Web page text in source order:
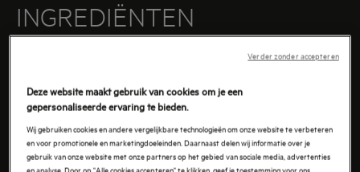
INGREDIËNTEN
o Caramel
o Tonka
o Vanille
o Kaneel
Deze website maakt gebruik van cookies om je een
gepersonaliseerde ervaring te bieden.
Wij gebruiken cookies en andere vergelijkbare technologieën om onze website te verbeteren
en voor promotionele en marketingdoeleinden. Daarnaast delen wij informatie over je
gebruik van onze website met onze partners op het gebied van sociale media, advertenties
en analyse. Door op "Alle cookies accepteren" te klikken, geef je toestemming voor ons
Verder zonder accepteren